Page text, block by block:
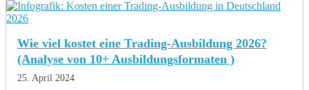
Wie viel kostet eine Trading-Ausbildung 2026?
(Analyse von 10+ Ausbildungsformaten )
25. April 2024